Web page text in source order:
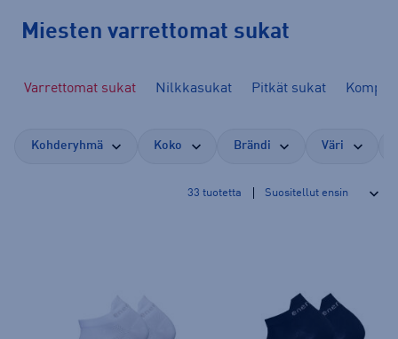
Miesten varrettomat sukat
Varrettomat sukat Nilkkasukat Pitkät sukat
Kohderyhmä Koko Brändi Väri
33 tuotetta